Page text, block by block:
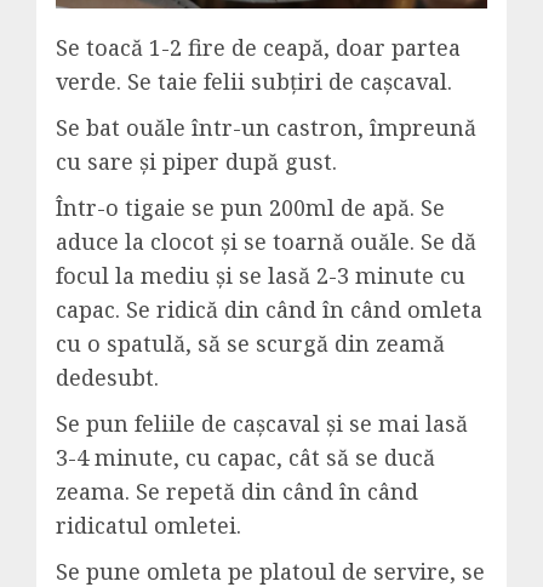
Se toacă 1-2 fire de ceapă, doar partea
verde. Se taie felii subțiri de cașcaval.
Se bat ouăle într-un castron, împreună
cu sare și piper după gust.
Într-o tigaie se pun 200ml de apă. Se
aduce la clocot și se toarnă ouăle. Se dă
focul la mediu și se lasă 2-3 minute cu
capac. Se ridică din când în când omleta
cu o spatulă, să se scurgă din zeamă
dedesubt.
Se pun feliile de cașcaval și se mai lasă
3-4 minute, cu capac, cât să se ducă
zeama. Se repetă din când în când
ridicatul omletei.
Se pune omleta pe platoul de servire, se